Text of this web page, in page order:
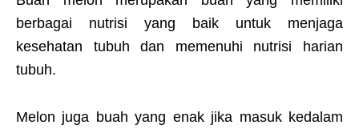
berbagai nutrisi yang baik untuk menjaga
kesehatan tubuh dan memenuhi nutrisi harian
tubuh.
Melon juga buah yang enak jika masuk kedalam